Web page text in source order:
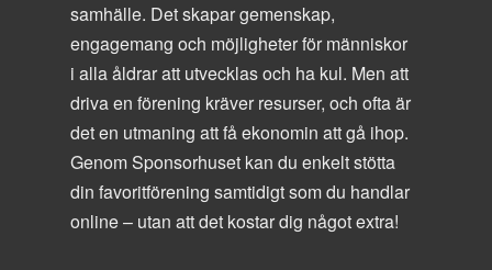
samhälle. Det skapar gemenskap,
engagemang och möjligheter för människor
i alla åldrar att utvecklas och ha kul. Men att
driva en förening kräver resurser, och ofta är
det en utmaning att få ekonomin att gå ihop.
Genom Sponsorhuset kan du enkelt stötta
din favoritförening samtidigt som du handlar
online – utan att det kostar dig något extra!